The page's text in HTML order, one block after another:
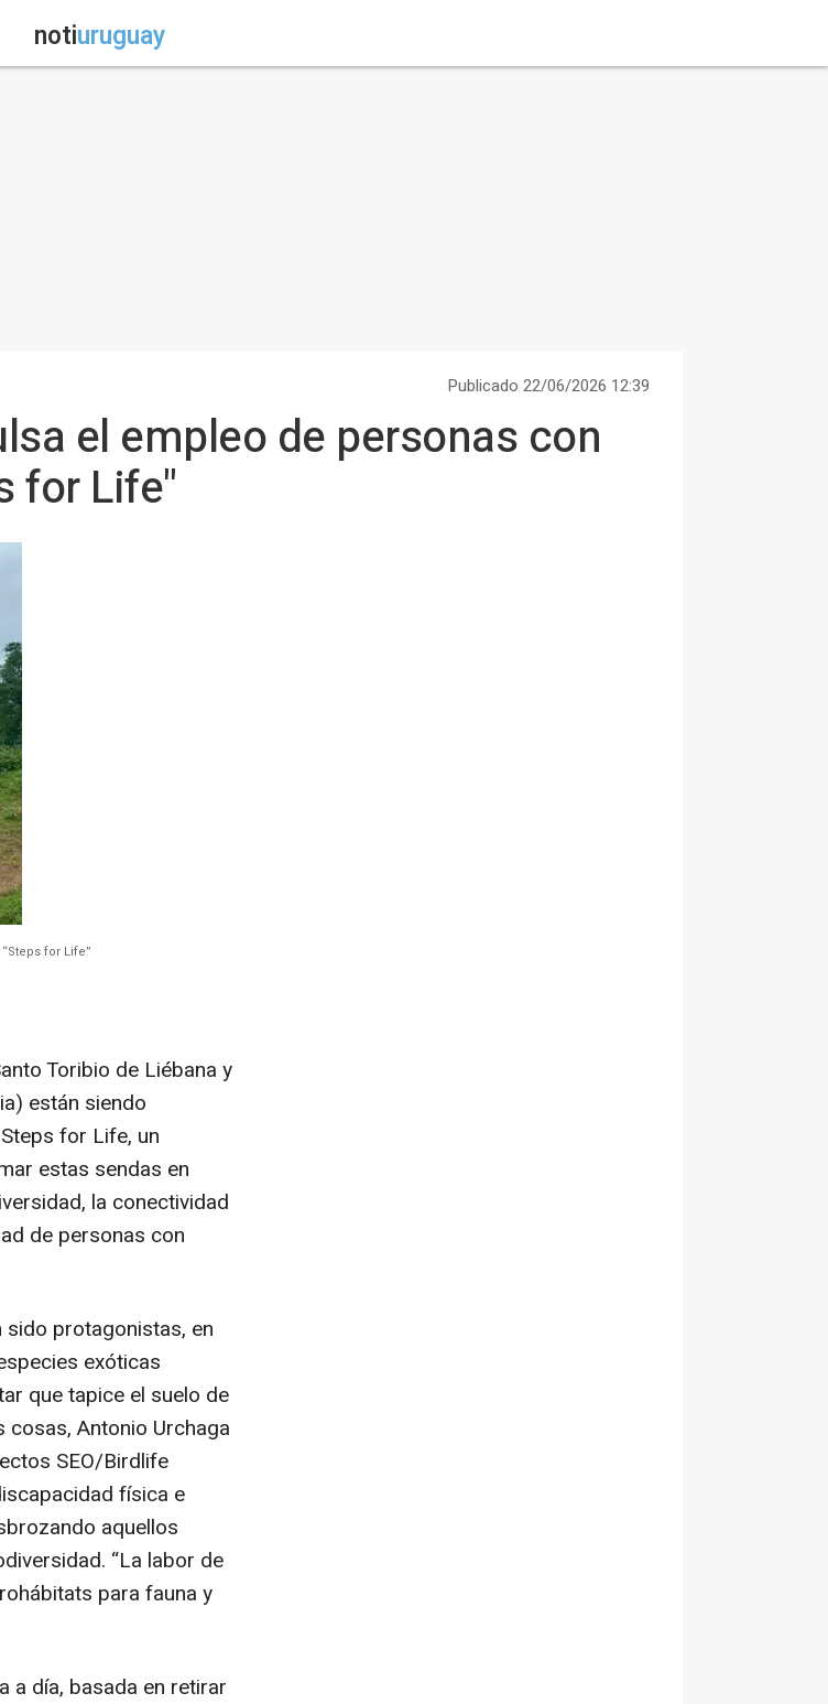
notiuruguay
Publicado 22/06/2026 12:39
el empleo de personas con
for Life"
for Life”
Toribio de Liébana y
están siendo
for Life, un
estas sendas en
la conectividad
de personas con
sido protagonistas, en
exóticas
que tapice el suelo de
cosas, Antonio Urchaga
SEO/Birdlife
física e
aquellos
“La labor de
para fauna y
a día, basada en retirar